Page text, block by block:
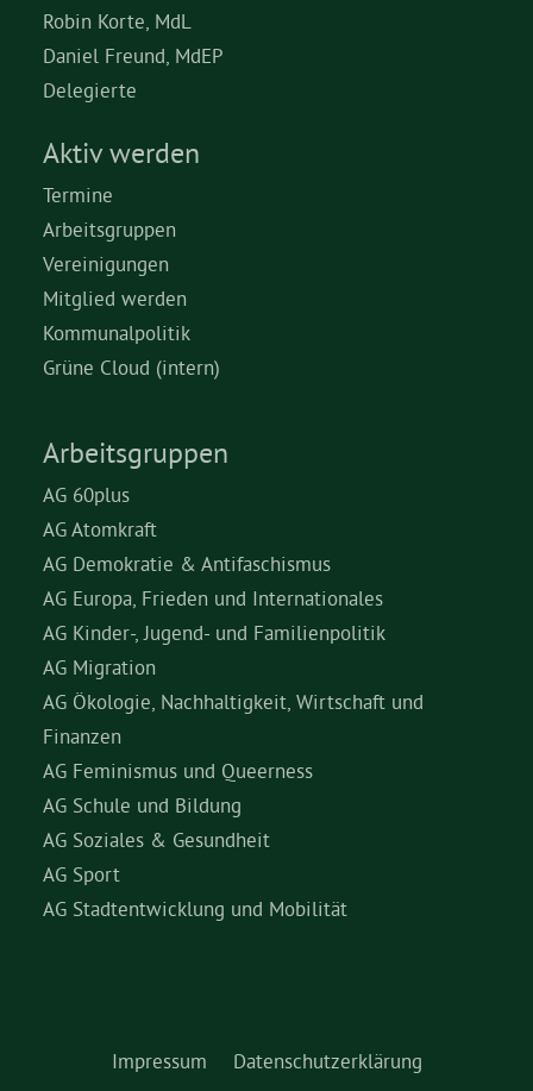
Robin Korte, MdL
Daniel Freund, MdEP
Delegierte
Aktiv werden
Termine
Arbeitsgruppen
Vereinigungen
Mitglied werden
Kommunalpolitik
Grüne Cloud (intern)
Arbeitsgruppen
AG 60plus
AG Atomkraft
AG Demokratie & Antifaschismus
AG Europa, Frieden und Internationales
AG Kinder-, Jugend- und Familienpolitik
AG Migration
AG Ökologie, Nachhaltigkeit, Wirtschaft und
Finanzen
AG Feminismus und Queerness
AG Schule und Bildung
AG Soziales & Gesundheit
AG Sport
AG Stadtentwicklung und Mobilität
Impressum Datenschutzerklärung